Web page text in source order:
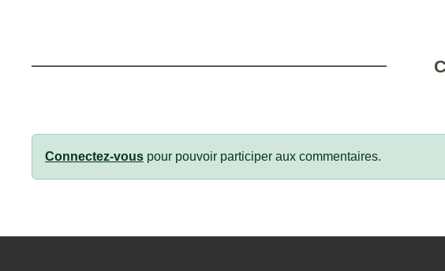
Connectez-vous pour pouvoir participer aux commentaires.